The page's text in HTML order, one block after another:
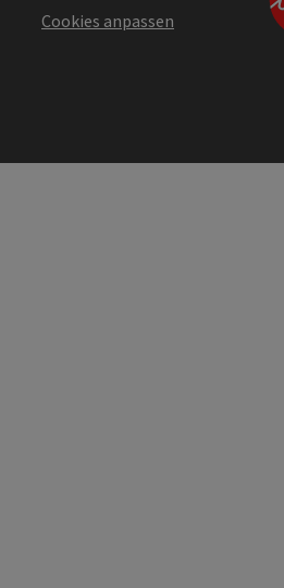
Cookies anpassen